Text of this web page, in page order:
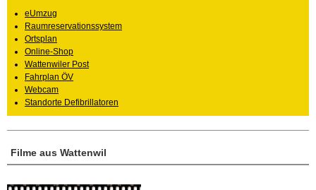
Filme aus Wattenwil
eUmzug
Raumreservationssystem
Ortsplan
Online-Shop
Wattenwiler Post
Fahrplan ÖV
Webcam
Standorte Defibrillatoren